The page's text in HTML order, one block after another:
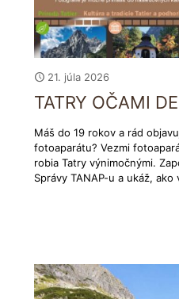
21. júla 2026
TATRY OČAMI
Máš do 19 rokov a rád
fotoaparátu? Vezmi
robia Tatry výnimočnými.
Správy TANAP-u a ukáž, ako